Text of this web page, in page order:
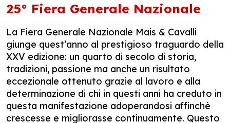
25° Fiera Generale Nazionale
La Fiera Generale Nazionale Mais & Cavalli
giunge quest’anno al prestigioso traguardo della
XXV edizione: un quarto di secolo di storia,
tradizioni, passione ma anche un risultato
eccezionale ottenuto grazie al lavoro e alla
determinazione di chi in questi anni ha creduto in
questa manifestazione adoperandosi affinchè
crescesse e migliorasse continuamente. Questo